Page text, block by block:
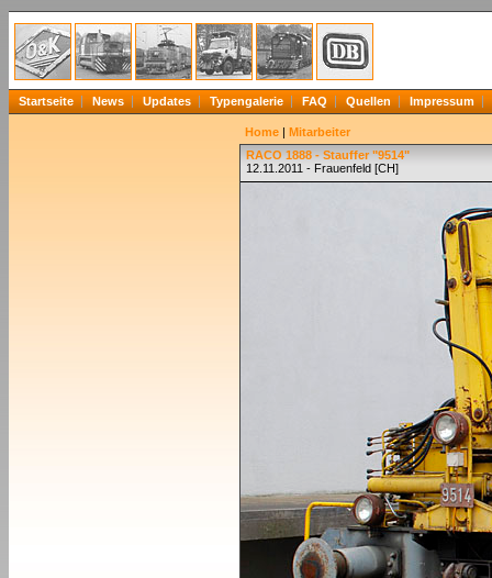
Startseite News Updates Typengalerie FAQ Quellen Impressum
Home | Mitarbeiter
RACO 1888 - Stauffer "9514"
12.11.2011 - Frauenfeld [CH]